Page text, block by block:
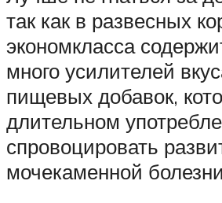
так как в развесных
экономкласса
много усилителей
пищевых добавок,
длительном
спровоцировать
мочекаменной